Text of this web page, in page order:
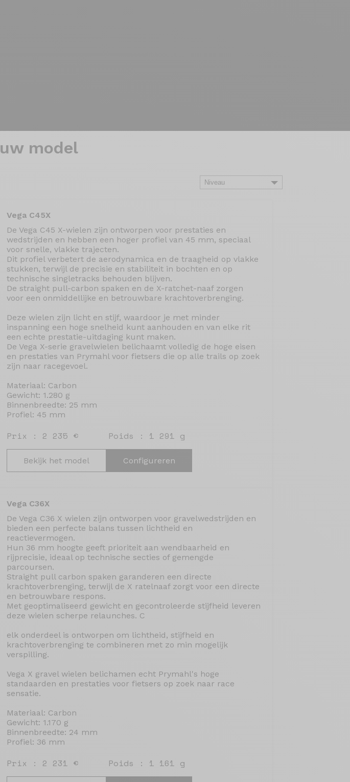
uw model
Vega C45X
De Vega C45 X-wielen zijn ontworpen voor prestaties en
wedstrijden en hebben een hoger profiel van 45 mm, speciaal
voor snelle, vlakke trajecten.
Dit profiel verbetert de aerodynamica en de traagheid op vlakke
stukken, terwijl de precisie en stabiliteit in bochten en op
technische singletracks behouden blijven.
De straight pull-carbon spaken en de X-ratchet-naaf zorgen
voor een onmiddellijke en betrouwbare krachtoverbrenging.
Deze wielen zijn licht en stijf, waardoor je met minder
inspanning een hoge snelheid kunt aanhouden en van elke rit
een echte prestatie-uitdaging kunt maken.
De Vega X-serie gravelwielen belichaamt volledig de hoge eisen
en prestaties van Prymahl voor fietsers die op alle trails op zoek
zijn naar racegevoel.
Materiaal: Carbon
Gewicht: 1.280 g
Binnenbreedte: 25 mm
Profiel: 45 mm
Prix : 2 235 € Poids : 1 291 g
Bekijk het model Configureren
Vega C36X
De Vega C36 X wielen zijn ontworpen voor gravelwedstrijden en
bieden een perfecte balans tussen lichtheid en
reactievermogen.
Hun 36 mm hoogte geeft prioriteit aan wendbaarheid en
rijprecisie, ideaal op technische secties of gemengde
parcoursen.
Straight pull carbon spaken garanderen een directe
krachtoverbrenging, terwijl de X ratelnaaf zorgt voor een directe
en betrouwbare respons.
Met geoptimaliseerd gewicht en gecontroleerde stijfheid leveren
deze wielen scherpe relaunches. C
elk onderdeel is ontworpen om lichtheid, stijfheid en
krachtoverbrenging te combineren met zo min mogelijk
verspilling.
Vega X gravel wielen belichamen echt Prymahl's hoge
standaarden en prestaties voor fietsers op zoek naar race
sensatie.
Materiaal: Carbon
Gewicht: 1.170 g
Binnenbreedte: 24 mm
Profiel: 36 mm
Prix : 2 231 € Poids : 1 161 g